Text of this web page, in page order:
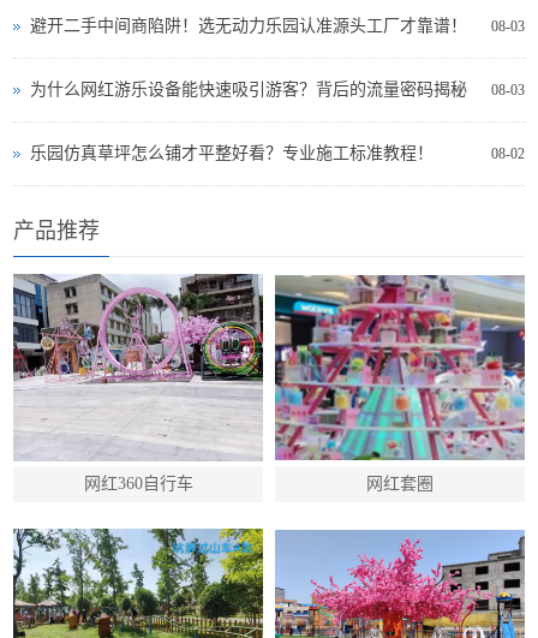
08-03
避开二手中间商陷阱！选无动力乐园认准源头工厂才靠谱！
08-03
为什么网红游乐设备能快速吸引游客？背后的流量密码揭秘
08-02
乐园仿真草坪怎么铺才平整好看？专业施工标准教程！
产品推荐
网红360自行车 网红套圈